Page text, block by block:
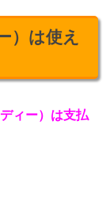
）は使え
ィー）は支払